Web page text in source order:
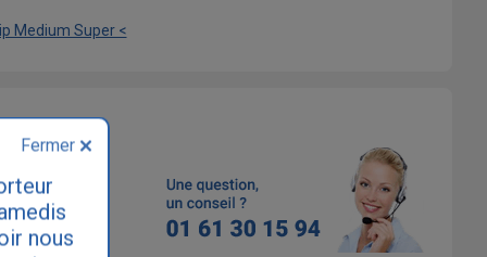
Medium Super <
nous
Fermer